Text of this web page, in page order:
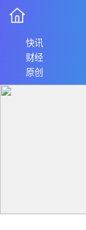
快讯
财经
原创